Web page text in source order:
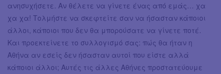
ανησυχήσετε. Αν θέλετε να γίνετε ένας από εμάς… χα
χα χα! Τολμήστε να σκεφτείτε σαν να ήσασταν κάποιοι
άλλοι, κάποιοι που δεν θα μπορούσατε να γίνετε ποτέ.
Και προεκτείνετε το συλλογισμό σας: πώς θα ήταν η
Αθήνα αν εσείς δεν ήσασταν αυτοί που είστε αλλά
κάποιοι άλλοι; Αυτές τις άλλες Αθήνες προστατεύουμε